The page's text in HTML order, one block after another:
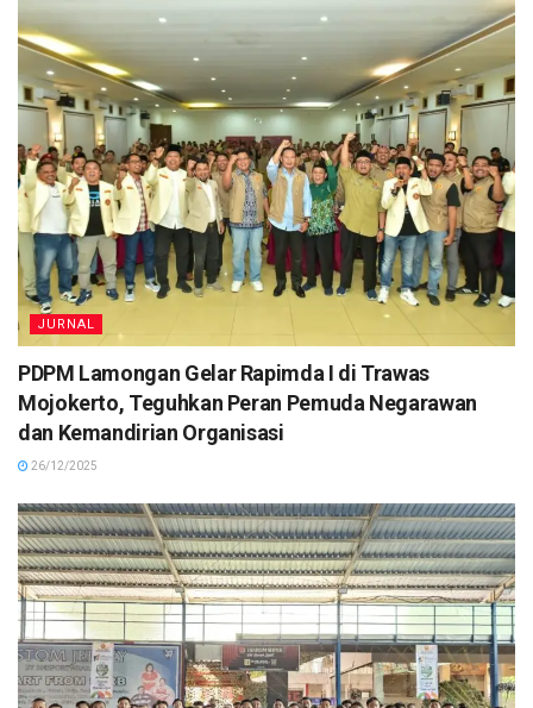
JURNAL
PDPM Lamongan Gelar Rapimda I di Trawas
Mojokerto, Teguhkan Peran Pemuda Negarawan
dan Kemandirian Organisasi
26/12/2025